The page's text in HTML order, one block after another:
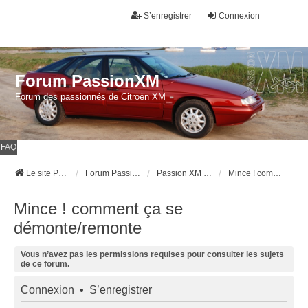
Connexion
S’enregistrer
Forum PassionXM
Forum des passionnés de Citroën XM
FAQ
Le site Passion XM Forum Passion XM Passion XM l'association (réservé aux adhérents) Mince ! comment ça se démonte/remonte
Mince ! comment ça se
démonte/remonte
Vous n’avez pas les permissions requises pour consulter les sujets
de ce forum.
Connexion • S’enregistrer